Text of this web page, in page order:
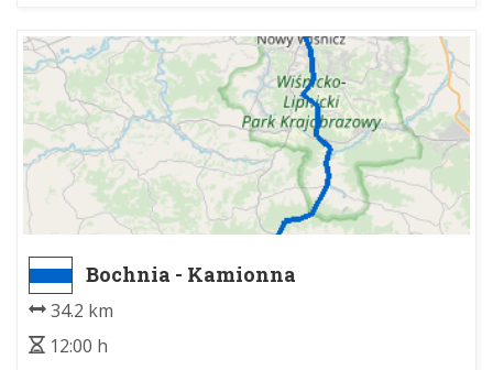
Bochnia - Kamionna
34.2 km
12:00 h